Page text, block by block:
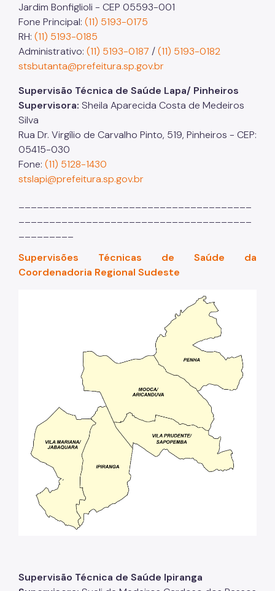
Jardim Bonfiglioli - CEP 05593-001
Fone Principal: (11) 5193-0175
RH: (11) 5193-0185
Administrativo: (11) 5193-0187 /(11) 5193-0182
stsbutanta@prefeitura.sp.gov.br
Supervisão Técnica de Saúde Lapa/ Pinheiros
Supervisora: Sheila Aparecida Costa de Medeiros
Silva
Rua Dr. Virgílio de Carvalho Pinto, 519, Pinheiros - CEP:
05415-030
Fone: (11) 5128-1430
stslapi@prefeitura.sp.gov.br
Supervisões Técnicas de Saúde da
Coordenadoria Regional Sudeste
Supervisão Técnica de Saúde Ipiranga